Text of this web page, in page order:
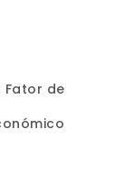
Fator de